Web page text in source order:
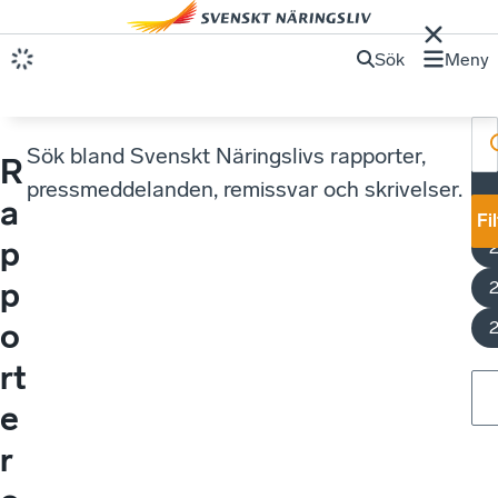
Sök Meny
R
a
p
p
o
rt
e
r
Sök bland Svenskt Näringslivs rapporter,
pressmeddelanden, remissvar och skrivelser.